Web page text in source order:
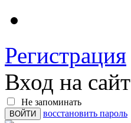
Регистрация
Вход на сайт
Не запоминать
восстановить пароль